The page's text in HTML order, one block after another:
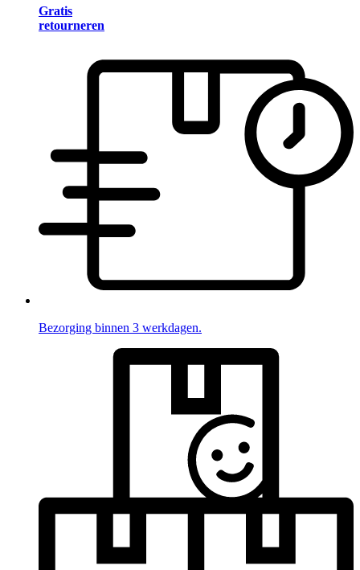
Gratis
retourneren
Bezorging binnen 3 werkdagen.